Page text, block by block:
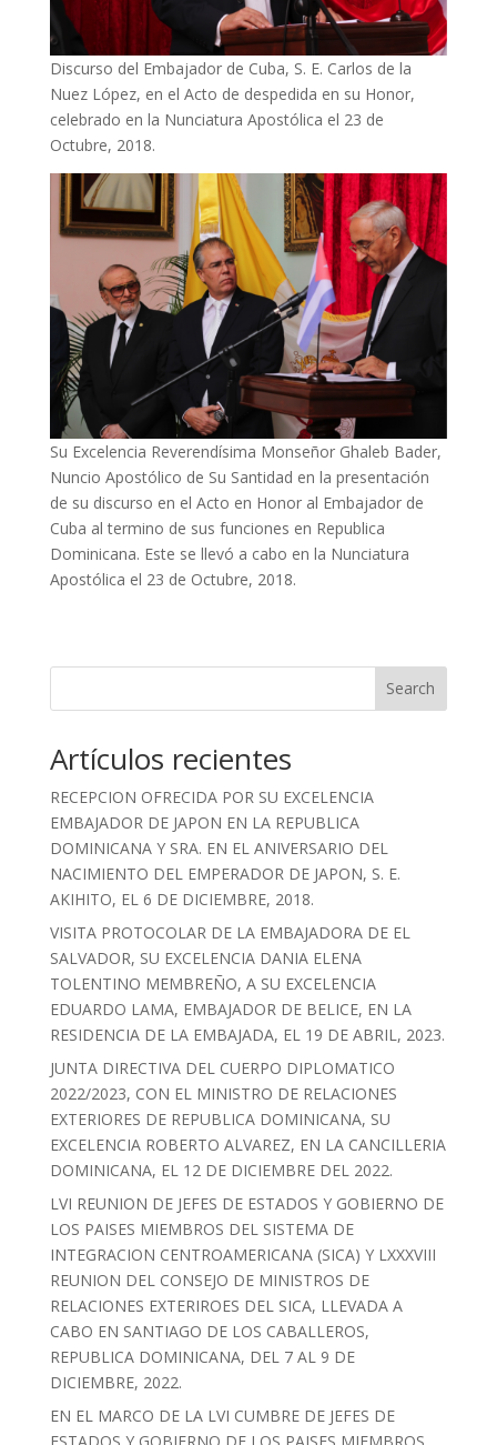
Discurso del Embajador de Cuba, S. E. Carlos de la
Nuez López, en el Acto de despedida en su Honor,
celebrado en la Nunciatura Apostólica el 23 de
Octubre, 2018.
Su Excelencia Reverendísima Monseñor Ghaleb Bader,
Nuncio Apostólico de Su Santidad en la presentación
de su discurso en el Acto en Honor al Embajador de
Cuba al termino de sus funciones en Republica
Dominicana. Este se llevó a cabo en la Nunciatura
Apostólica el 23 de Octubre, 2018.
Search
Artículos recientes
RECEPCION OFRECIDA POR SU EXCELENCIA
EMBAJADOR DE JAPON EN LA REPUBLICA
DOMINICANA Y SRA. EN EL ANIVERSARIO DEL
NACIMIENTO DEL EMPERADOR DE JAPON, S. E.
AKIHITO, EL 6 DE DICIEMBRE, 2018.
VISITA PROTOCOLAR DE LA EMBAJADORA DE EL
SALVADOR, SU EXCELENCIA DANIA ELENA
TOLENTINO MEMBREÑO, A SU EXCELENCIA
EDUARDO LAMA, EMBAJADOR DE BELICE, EN LA
RESIDENCIA DE LA EMBAJADA, EL 19 DE ABRIL, 2023.
JUNTA DIRECTIVA DEL CUERPO DIPLOMATICO
2022/2023, CON EL MINISTRO DE RELACIONES
EXTERIORES DE REPUBLICA DOMINICANA, SU
EXCELENCIA ROBERTO ALVAREZ, EN LA CANCILLERIA
DOMINICANA, EL 12 DE DICIEMBRE DEL 2022.
LVI REUNION DE JEFES DE ESTADOS Y GOBIERNO DE
LOS PAISES MIEMBROS DEL SISTEMA DE
INTEGRACION CENTROAMERICANA (SICA) Y LXXXVIII
REUNION DEL CONSEJO DE MINISTROS DE
RELACIONES EXTERIROES DEL SICA, LLEVADA A
CABO EN SANTIAGO DE LOS CABALLEROS,
REPUBLICA DOMINICANA, DEL 7 AL 9 DE
DICIEMBRE, 2022.
EN EL MARCO DE LA LVI CUMBRE DE JEFES DE
ESTADOS Y GOBIERNO DE LOS PAISES MIEMBROS